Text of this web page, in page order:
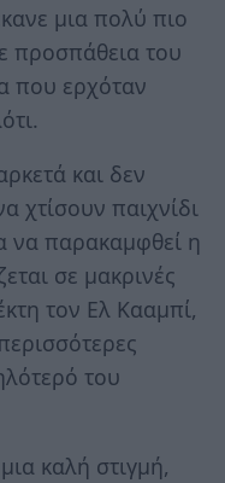
μια πολύ πιο
προσπάθεια του
που ερχόταν
και δεν
χτίσουν παιχνίδι
να παρακαμφθεί η
σε μακρινές
τον Ελ Κααμπί,
του
καλή στιγμή,